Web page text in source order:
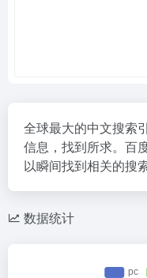
全球最大的中文搜索
信息，找到所求。百
以瞬间找到相关的搜
数据统计